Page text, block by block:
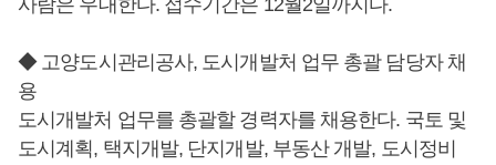
사람은 우대한다. 접수기간은 12월2일까지다.
◆ 고양도시관리공사, 도시개발처 업무 총괄 담당자 채
용
도시개발처 업무를 총괄할 경력자를 채용한다. 국토 및
도시계획, 택지개발, 단지개발, 부동산 개발, 도시정비